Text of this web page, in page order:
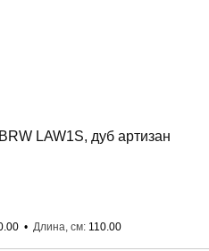
LAW1S, дуб артизан
Длина, см 110.00